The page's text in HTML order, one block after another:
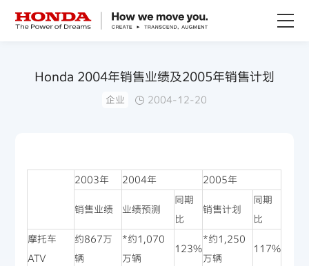
赛事运动
Honda 2004年销售业绩及2005年销售计划
企业 2004-12-20
2003年 2004年 2005年
销售业绩 业绩预测
同期
比
销售计划
同期
比
摩托车
ATV
约867万
辆
*约1,070
万辆
123%
*约1,250
万辆
117%